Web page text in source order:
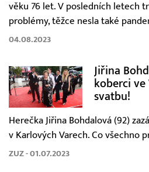
věku 76 let. V posledních letech
problémy, těžce nesla také
04.08.2023
Jiřina
koberci ve
svatbu!
Herečka Jiřina Bohdalová (92)
v Karlových Varech. Co všechno
ZUZ - 01.07.2023